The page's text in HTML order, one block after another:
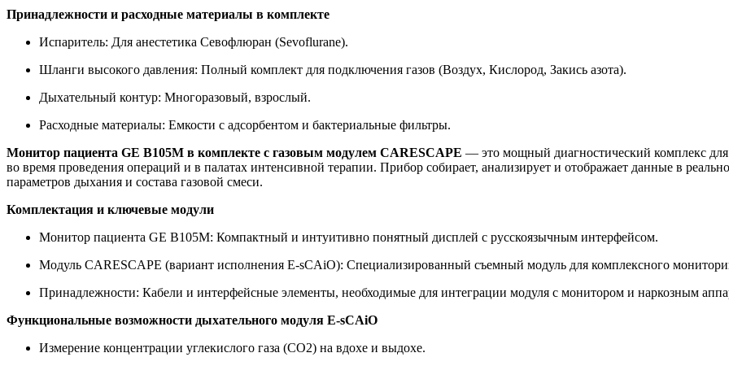
Принадлежности и расходные материалы в комплекте
Испаритель: Для анестетика Севофлюран (Sevoflurane).
Шланги высокого давления: Полный комплект для подключения газов (Воздух, Кислород, Закись азота).
Дыхательный контур: Многоразовый, взрослый.
Расходные материалы: Емкости с адсорбентом и бактериальные фильтры.
Монитор пациента GE B105M в комплекте с газовым модулем CARESCAPE — это мощный диагностический комплекс
во время проведения операций и в палатах интенсивной терапии. Прибор собирает, анализирует и отображает данные в
параметров дыхания и состава газовой смеси.
Комплектация и ключевые модули
Монитор пациента GE B105M: Компактный и интуитивно понятный дисплей с русскоязычным интерфейсом.
Модуль CARESCAPE (вариант исполнения E-sCAiO): Специализированный съемный модуль для комплексного
Принадлежности: Кабели и интерфейсные элементы, необходимые для интеграции модуля с монитором и наркозным
Функциональные возможности дыхательного модуля E-sCAiO
Измерение концентрации углекислого газа (CO2) на вдохе и выдохе.